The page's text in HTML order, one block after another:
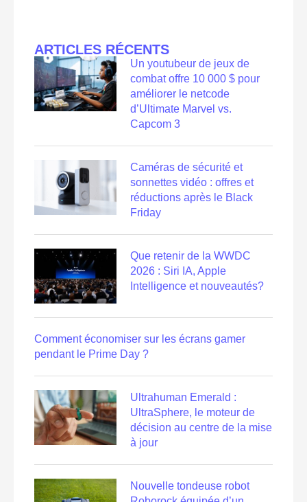
ARTICLES RÉCENTS
Un youtubeur de jeux de
combat offre 10 000 $ pour
améliorer le netcode
d’Ultimate Marvel vs.
Capcom 3
Caméras de sécurité et
sonnettes vidéo : offres et
réductions après le Black
Friday
Que retenir de la WWDC
2026 : Siri IA, Apple
Intelligence et nouveautés?
Comment économiser sur les écrans gamer
pendant le Prime Day ?
Ultrahuman Emerald :
UltraSphere, le moteur de
décision au centre de la mise
à jour
Nouvelle tondeuse robot